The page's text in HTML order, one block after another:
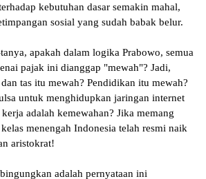
kebutuhan dasar semakin mahal,
sosial yang sudah babak belur.
apakah dalam logika Prabowo, semua
pajak ini dianggap "mewah"? Jadi,
tas itu mewah? Pendidikan itu mewah?
untuk menghidupkan jaringan internet
adalah kemewahan? Jika memang
menengah Indonesia telah resmi naik
aristokrat!
adalah pernyataan ini